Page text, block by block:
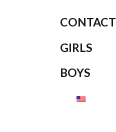
CONTACT
GIRLS
BOYS